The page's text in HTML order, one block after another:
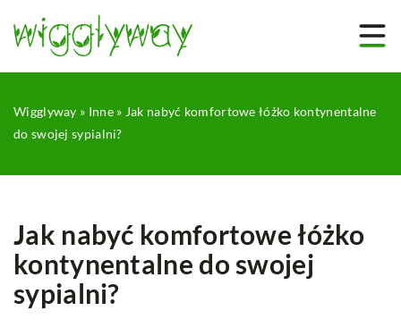
Wigglyway » Inne» Jak nabyć komfortowe łóżko kontynentalne
do swojej sypialni?
Jak nabyć komfortowe łóżko
kontynentalne do swojej
sypialni?